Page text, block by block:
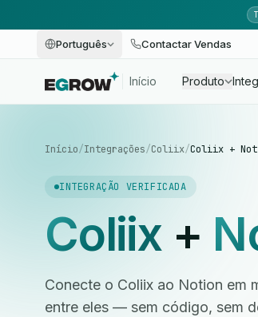
Português Contactar Vendas
Início Produto
Início/Integrações/Coliix/Coliix +
INTEGRAÇÃO VERIFICADA
Coliix+
Conecte o Coliix ao Notion em
entre eles — sem código, sem